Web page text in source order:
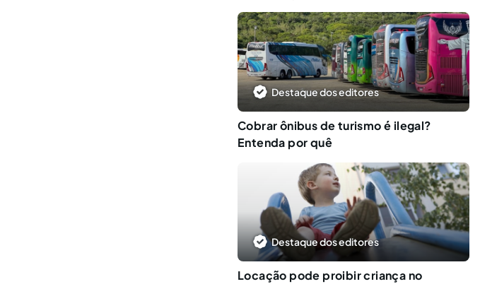
Destaque dos editores
Cobrar ônibus de turismo é ilegal?
Entenda por quê
Destaque dos editores
Locação pode proibir criança no